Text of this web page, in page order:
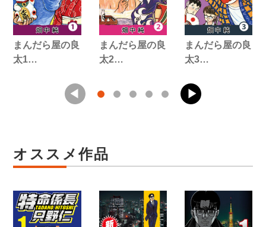
まんだら屋の良
太1…
まんだら屋の良
太2…
まんだら屋の良
太3…
オススメ作品